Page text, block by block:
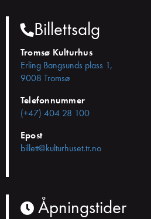
Billettsalg
Tromsø Kulturhus
Erling Bangsunds plass 1,
9008 Tromsø
Telefonnummer
(+47) 404 28 100
Epost
billett@kulturhuset.tr.no
Åpningstider